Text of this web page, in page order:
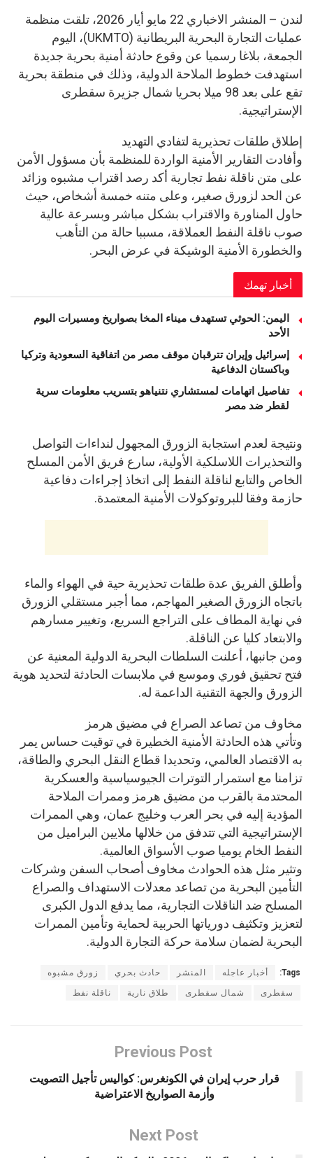
لندن – المنشر الاخباري 22 مايو أيار 2026، تلقت منظمة
عمليات التجارة البحرية البريطانية (UKMTO)، اليوم
الجمعة، بلاغا رسميا عن وقوع حادثة أمنية بحرية جديدة
استهدفت خطوط الملاحة الدولية، وذلك في منطقة بحرية
تقع على بعد 98 ميلا بحريا شمال جزيرة سقطرى
الإستراتيجية.
إطلاق طلقات تحذيرية لتفادي التهديد
وأفادت التقارير الأمنية الواردة للمنظمة بأن مسؤول الأمن
على متن ناقلة نفط تجارية أكد رصد اقتراب مشبوه وزائد
عن الحد لزورق صغير، وعلى متنه خمسة أشخاص، حيث
حاول المناورة والاقتراب بشكل مباشر وبسرعة عالية
صوب ناقلة النفط العملاقة، مسببا حالة من التأهب
والخطورة الأمنية الوشيكة في عرض البحر.
أخبار تهمك
اليمن: الحوثي تستهدف ميناء المخا بصواريخ ومسيرات اليوم
الأحد
إسرائيل وإيران تترقبان موقف مصر من اتفاقية السعودية وتركيا
وباكستان الدفاعية
تفاصيل اتهامات لمستشاري نتنياهو بتسريب معلومات سرية
لقطر ضد مصر
ونتيجة لعدم استجابة الزورق المجهول لنداءات التواصل
والتحذيرات اللاسلكية الأولية، سارع فريق الأمن المسلح
الخاص والتابع لناقلة النفط إلى اتخاذ إجراءات دفاعية
حازمة وفقا للبروتوكولات الأمنية المعتمدة.
وأطلق الفريق عدة طلقات تحذيرية حية في الهواء والماء
باتجاه الزورق الصغير المهاجم، مما أجبر مستقلي الزورق
في نهاية المطاف على التراجع السريع، وتغيير مسارهم
والابتعاد كليا عن الناقلة.
ومن جانبها، أعلنت السلطات البحرية الدولية المعنية عن
فتح تحقيق فوري وموسع في ملابسات الحادثة لتحديد هوية
الزورق والجهة التقنية الداعمة له.
مخاوف من تصاعد الصراع في مضيق هرمز
وتأتي هذه الحادثة الأمنية الخطيرة في توقيت حساس يمر
به الاقتصاد العالمي، وتحديدا قطاع النقل البحري والطاقة،
تزامنا مع استمرار التوترات الجيوسياسية والعسكرية
المحتدمة بالقرب من مضيق هرمز وممرات الملاحة
المؤدية إليه في بحر العرب وخليج عمان، وهي الممرات
الإستراتيجية التي تتدفق من خلالها ملايين البراميل من
النفط الخام يوميا صوب الأسواق العالمية.
وتثير مثل هذه الحوادث مخاوف أصحاب السفن وشركات
التأمين البحرية من تصاعد معدلات الاستهداف والصراع
المسلح ضد الناقلات التجارية، مما يدفع الدول الكبرى
لتعزيز وتكثيف دورياتها الحربية لحماية وتأمين الممرات
البحرية لضمان سلامة حركة التجارة الدولية.
Tags: أخبار عاجله المنشر حادث بحري زورق مشبوه
سقطرى شمال سقطرى طلاق نارية ناقلة نفط
Previous Post
قرار حرب إيران في الكونغرس: كواليس تأجيل التصويت
وأزمة الصواريخ الاعتراضية
Next Post